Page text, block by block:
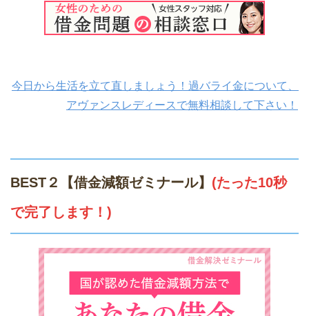
今日から生活を立て直しましょう！過バライ金について、
アヴァンスレディースで無料相談して下さい！
BEST２【借金減額ゼミナール】 (たった10秒
で完了します！)